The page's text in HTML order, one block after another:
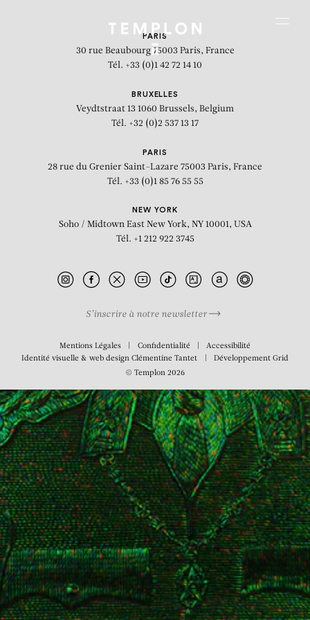
Baudouin I
PARIS
30 rue Beaubourg 75003 Paris, France
Tél. +33 (0)1 42 72 14 10
BRUXELLES
Veydtstraat 13 1060 Brussels, Belgium
Tél. +32 (0)2 537 13 17
PARIS
28 rue du Grenier Saint-Lazare 75003 Paris, France
Tél. +33 (0)1 85 76 55 55
NEW YORK
Soho / Midtown East New York, NY 10001, USA
Tél. +1 212 922 3745
S’inscrire à notre newsletter
Mentions Légales Confidentialité
Accessibilité
Identité visuelle & web designClémentine Tantet Développement Grid
© Templon 2026